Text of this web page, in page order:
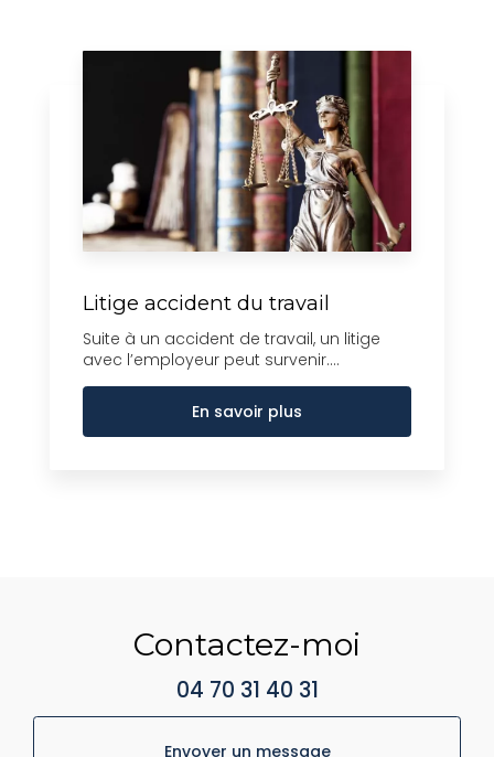
Litige accident du travail
Suite à un accident de travail, un litige
avec l’employeur peut survenir....
En savoir plus
Contactez-moi
04 70 31 40 31
Envoyer un message